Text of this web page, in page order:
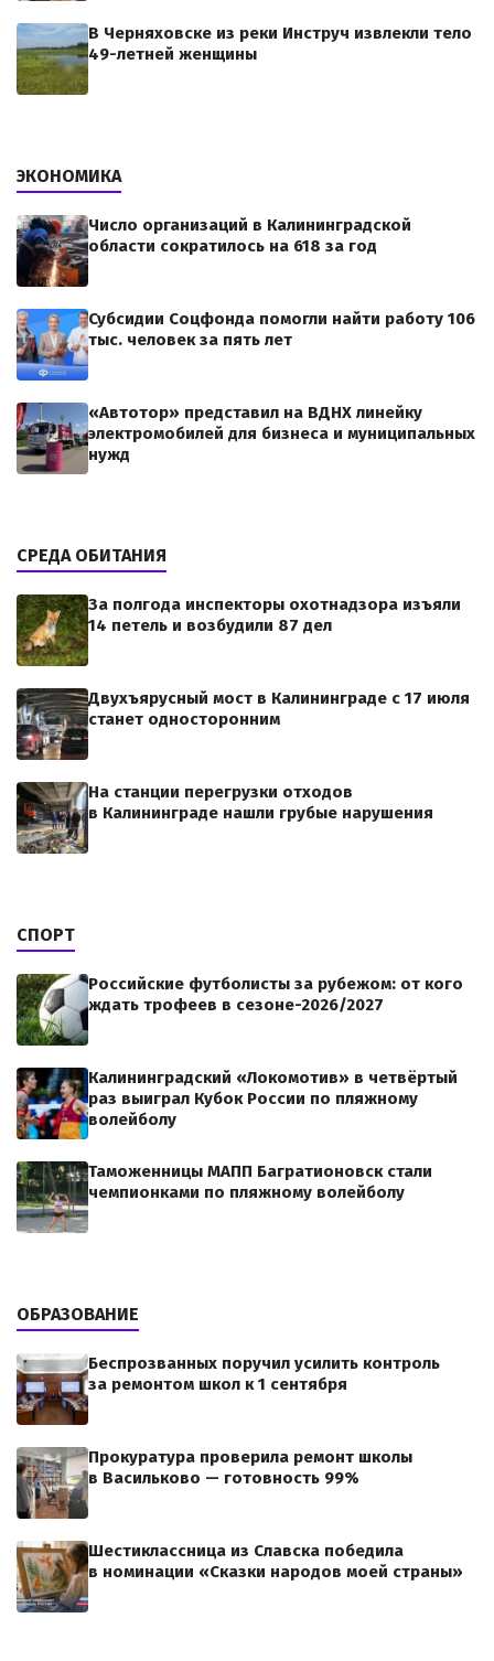
В Черняховске из реки Инструч извлекли тело
49-летней женщины
ЭКОНОМИКА
Число организаций в Калининградской
области сократилось на 618 за год
Субсидии Соцфонда помогли найти работу 106
тыс. человек за пять лет
«Автотор» представил на ВДНХ линейку
электромобилей для бизнеса и муниципальных
нужд
СРЕДА ОБИТАНИЯ
За полгода инспекторы охотнадзора изъяли
14 петель и возбудили 87 дел
Двухъярусный мост в Калининграде с 17 июля
станет односторонним
На станции перегрузки отходов
в Калининграде нашли грубые нарушения
СПОРТ
Российские футболисты за рубежом: от кого
ждать трофеев в сезоне-2026/2027
Калининградский «Локомотив» в четвёртый
раз выиграл Кубок России по пляжному
волейболу
Таможенницы МАПП Багратионовск стали
чемпионками по пляжному волейболу
ОБРАЗОВАНИЕ
Беспрозванных поручил усилить контроль
за ремонтом школ к 1 сентября
Прокуратура проверила ремонт школы
в Васильково — готовность 99%
Шестиклассница из Славска победила
в номинации «Сказки народов моей страны»